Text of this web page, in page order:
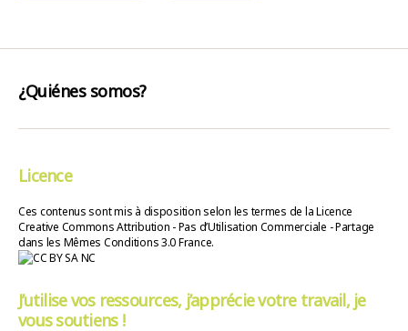
¿Quiénes somos?
Licence
Ces contenus sont mis à disposition selon les termes de la Licence
Creative Commons Attribution - Pas d’Utilisation Commerciale - Partage
dans les Mêmes Conditions 3.0 France.
J’utilise vos ressources, j’apprécie votre travail, je
vous soutiens !